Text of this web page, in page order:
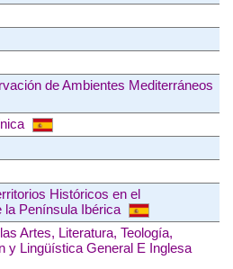
de Ambientes Mediterráneos
Históricos en el
la Península Ibérica
Artes, Literatura, Teología,
y Lingüística General E Inglesa